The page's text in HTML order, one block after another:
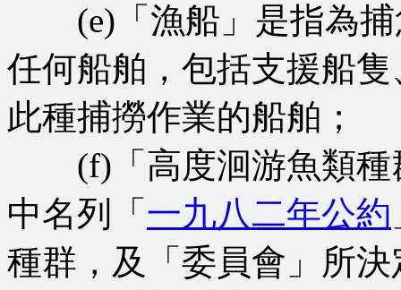
(e)「漁船」是指為捕
任何船舶，包括支援船
此種捕撈作業的船舶；
(f)「高度洄游魚類種
中名列「 一九八二年公約
種群，及「委員會」所